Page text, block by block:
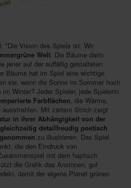
"Die Vision des Spiels ist: Wir
Welt . Die Bäume darin
jener auf der auffällig gestalteten
Bäume hat im Spiel eine wichtige
sie, wenn die Sonne im Sommer hoch
Winter? Jeder Spieler, jede Spielerin
Farbflächen , die Wärme,
Mit zartem Strich zeigt
in ihrer Abhängigkeit von der
gleichzeitig detailfreudig poetisch
zu illustrieren. Das Spiel
die den Eindruck von
mit dem haptisch
die Grafik das Ansinnen, gut
damit der eigene Planet grünen